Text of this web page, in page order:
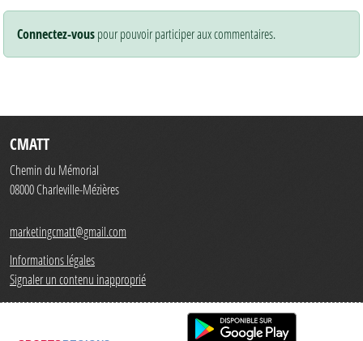
Connectez-vouspour pouvoir participer aux commentaires.
CMATT
Chemin du Mémorial
08000Charleville-Mézières
marketingcmatt@gmail.com
Informations légales
Signaler un contenu inapproprié